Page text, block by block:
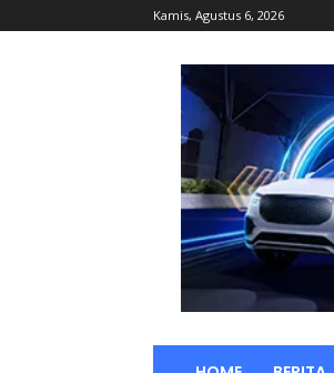
Kamis, Agustus 6, 2026